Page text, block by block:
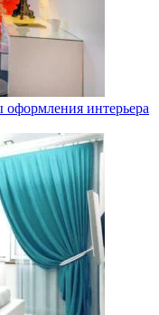
оформления интерьера